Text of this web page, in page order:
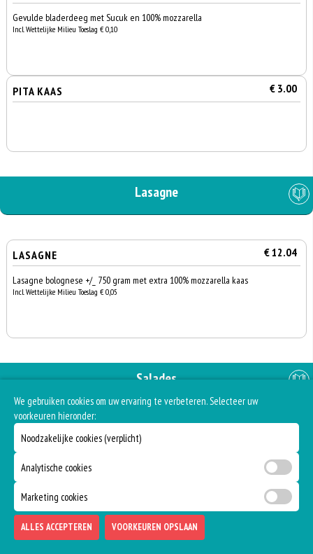
Gevulde bladerdeeg met Sucuk en 100% mozzarella
Incl. Wettelijke Milieu Toeslag € 0,10
PITA KAAS € 3.00
Lasagne
LASAGNE € 12.04
Lasagne bolognese +/_ 750 gram met extra 100% mozzarella kaas
Incl. Wettelijke Milieu Toeslag € 0,05
Salades
MIXED SALADE
Sla, tomaat, komkommer, dressing, Turkse witte kaas en zwarte olijven
Incl. Wettelijke Milieu Toeslag € 0,10
TUNA SALADE
€ 0,00
We gebruiken cookies om uw ervaring te verbeteren. Selecteer uw
voorkeuren hieronder:
Noodzakelijke cookies (verplicht)
Analytische cookies
Marketing cookies
ALLES ACCEPTEREN VOORKEUREN OPSLAAN